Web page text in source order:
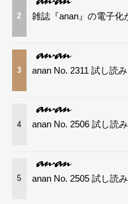
2 雑誌『anan』の電子化
3 anan No. 2311 試し読
4 anan No. 2506 試し読
5 anan No. 2505 試し読